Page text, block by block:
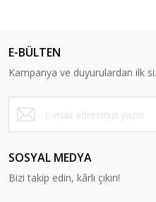
E-BÜLTEN
Kampanya ve duyurulardan ilk
SOSYAL MEDYA
Bizi takip edin, kârlı çıkın!